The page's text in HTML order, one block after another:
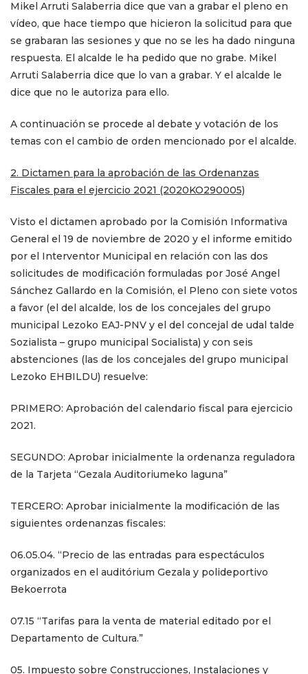
Mikel Arruti Salaberria dice que van a grabar el pleno en
vídeo, que hace tiempo que hicieron la solicitud para que
se grabaran las sesiones y que no se les ha dado ninguna
respuesta. El alcalde le ha pedido que no grabe. Mikel
Arruti Salaberria dice que lo van a grabar. Y el alcalde le
dice que no le autoriza para ello.
A continuación se procede al debate y votación de los
temas con el cambio de orden mencionado por el alcalde.
2. Dictamen para la aprobación de las Ordenanzas
Fiscales para el ejercicio 2021 (2020KO290005)
Visto el dictamen aprobado por la Comisión Informativa
General el 19 de noviembre de 2020 y el informe emitido
por el Interventor Municipal en relación con las dos
solicitudes de modificación formuladas por José Angel
Sánchez Gallardo en la Comisión, el Pleno con siete votos
a favor (el del alcalde, los de los concejales del grupo
municipal Lezoko EAJ-PNV y el del concejal de udal talde
Sozialista – grupo municipal Socialista) y con seis
abstenciones (las de los concejales del grupo municipal
Lezoko EHBILDU) resuelve:
PRIMERO: Aprobación del calendario fiscal para ejercicio
2021.
SEGUNDO: Aprobar inicialmente la ordenanza reguladora
de la Tarjeta “Gezala Auditoriumeko laguna”
TERCERO: Aprobar inicialmente la modificación de las
siguientes ordenanzas fiscales:
06.05.04. “Precio de las entradas para espectáculos
organizados en el auditórium Gezala y polideportivo
Bekoerrota
07.15 “Tarifas para la venta de material editado por el
Departamento de Cultura.”
05. Impuesto sobre Construcciones, Instalaciones y